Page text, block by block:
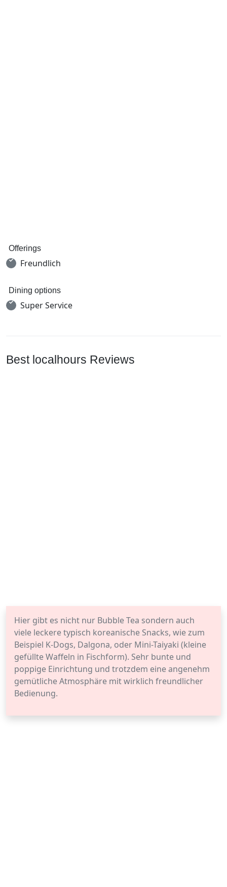
Offerings
Freundlich
Dining options
Super Service
Best localhours Reviews
Hier gibt es nicht nur Bubble Tea sondern auch
viele leckere typisch koreanische Snacks, wie zum
Beispiel K-Dogs, Dalgona, oder Mini-Taiyaki (kleine
gefüllte Waffeln in Fischform). Sehr bunte und
poppige Einrichtung und trotzdem eine angenehm
gemütliche Atmosphäre mit wirklich freundlicher
Bedienung.